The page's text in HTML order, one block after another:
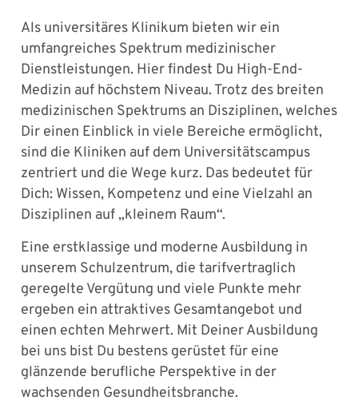
Als universitäres Klinikum bieten wir ein
umfangreiches Spektrum medizinischer
Dienstleistungen. Hier findest Du High-End-
Medizin auf höchstem Niveau. Trotz des breiten
medizinischen Spektrums an Disziplinen, welches
Dir einen Einblick in viele Bereiche ermöglicht,
sind die Kliniken auf dem Universitätscampus
zentriert und die Wege kurz. Das bedeutet für
Dich: Wissen, Kompetenz und eine Vielzahl an
Disziplinen auf „kleinem Raum“.
Eine erstklassige und moderne Ausbildung in
unserem Schulzentrum, die tarifvertraglich
geregelte Vergütung und viele Punkte mehr
ergeben ein attraktives Gesamtangebot und
einen echten Mehrwert. Mit Deiner Ausbildung
bei uns bist Du bestens gerüstet für eine
glänzende berufliche Perspektive in der
wachsenden Gesundheitsbranche.